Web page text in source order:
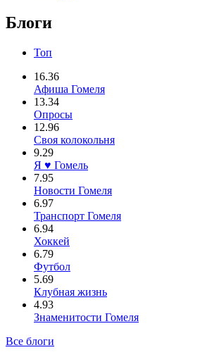
Блоги
Топ
16.36
Афиша Гомеля
13.34
Опросы
12.96
Своя колокольня
9.29
Я ♥ Гомель
7.95
Новости Гомеля
6.97
Транспорт Гомеля
6.94
Хоккей
6.79
Футбол
5.69
Клубная жизнь
4.93
Знаменитости Гомеля
Все блоги